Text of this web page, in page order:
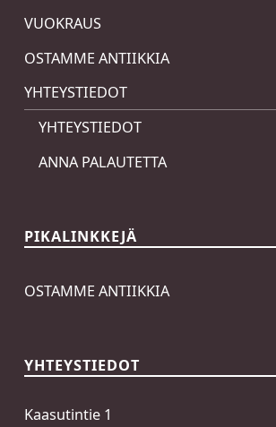
VUOKRAUS
OSTAMME ANTIIKKIA
YHTEYSTIEDOT
YHTEYSTIEDOT
ANNA PALAUTETTA
PIKALINKKEJÄ
OSTAMME ANTIIKKIA
YHTEYSTIEDOT
Kaasutintie 1